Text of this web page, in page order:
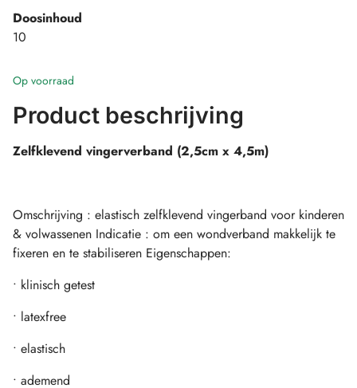
Doosinhoud
10
Op voorraad
Product beschrijving
Zelfklevend vingerverband (2,5cm x 4,5m)
Omschrijving : elastisch zelfklevend vingerband voor kinderen
& volwassenen Indicatie : om een wondverband makkelijk te
fixeren en te stabiliseren Eigenschappen:
• klinisch getest
• latexfree
• elastisch
• ademend